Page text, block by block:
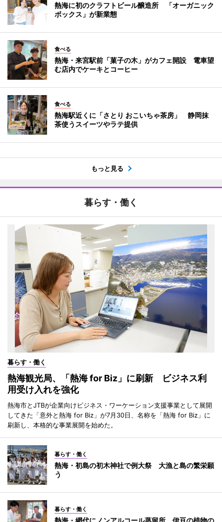
熱海に初のクラフトビール醸造所 「オーガニック
ボックス」が新業態
食べる
熱海・来宮駅前「菓子の木」がカフェ開設 電車望
む店内でケーキとコーヒー
食べる
熱海駅近くに「さとり おこいちゃ茶房」 静岡抹
茶使うスイーツやラテ提供
もっと見る
暮らす・働く
暮らす・働く
熱海観光局、「熱海 for Biz」に刷新 ビジネス利
用受け入れを強化
熱海市とJTBが企業向けビジネス・ワーケーション支援事業として展開
してきた「意外と熱海 for Biz」が7月30日、名称を「熱海 for Biz」に
刷新し、本格的な事業展開を始めた。
暮らす・働く
熱海・初島の初木神社で例大祭 大漁と島の繁栄願
う
暮らす・働く